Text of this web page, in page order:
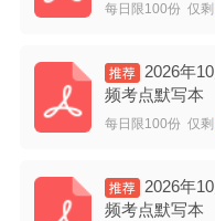
每日限100份 仅剩
2026年
频考点默写本
每日限100份 仅剩
2026年
频考点默写本